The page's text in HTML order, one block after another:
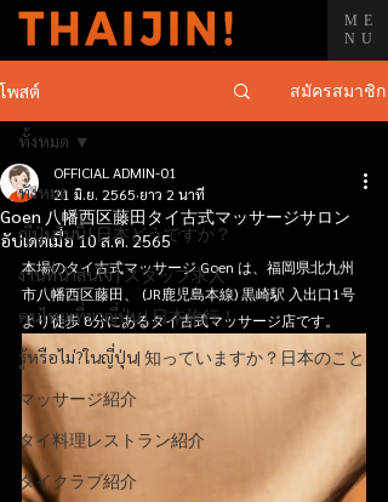
ME
NU
โพสต์ สมัครสมาชิก
ทั้งหมด
ญี่ปุ่นวันนี้ | 日本どうですか？
งานที่น่าสนใจ | スタッフ求人
คนไทยเที่ยวญี่ปุ่น | 日本旅行！
รู้หรือไม่?ในญี่ปุ่น| 知っていますか？日本のこと
マッサージ紹介
タイ料理レストラン紹介
タイクラブ紹介
ทั้งหมด
Goen 八幡西区藤田タイ古式マッサージサロン
OFFICIAL ADMIN-01
21 มิ.ย. 2565 ยาว 2 นาที
อัปเดตเมื่อ10 ส.ค. 2565
本場のタイ古式マッサージ Goen は、福岡県北九州
市八幡西区藤田、 (JR鹿児島本線) 黒崎駅 入出口1号
より徒歩 8分にあるタイ古式マッサージ店です。